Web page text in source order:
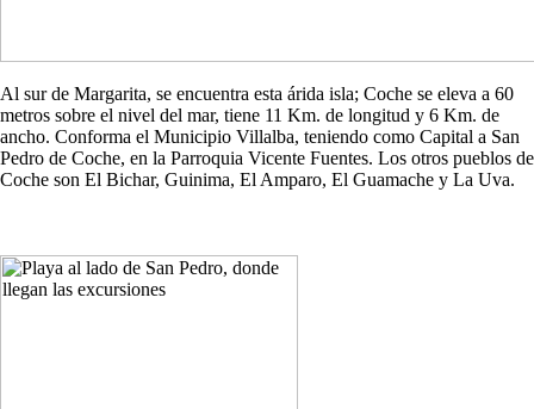
Al sur de Margarita, se encuentra esta árida isla; Coche se eleva a 60
metros sobre el nivel del mar, tiene 11 Km. de longitud y 6 Km. de
ancho. Conforma el Municipio Villalba, teniendo como Capital a San
Pedro de Coche, en la Parroquia Vicente Fuentes. Los otros pueblos de
Coche son El Bichar, Guinima, El Amparo, El Guamache y La Uva.